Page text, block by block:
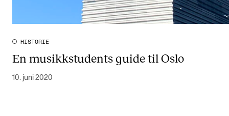
HISTORIE
En musikkstudents guide til Oslo
10. juni 2020